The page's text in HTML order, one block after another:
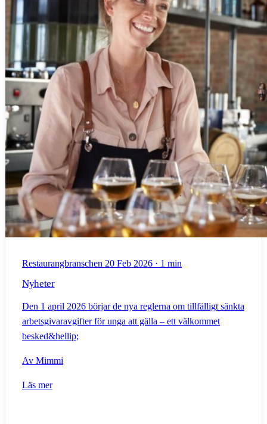
Restaurangbranschen 20 Feb 2026 · 1 min
Nyheter
Den 1 april 2026 börjar de nya reglerna om tillfälligt sänkta
arbetsgivaravgifter för unga att gälla – ett välkommet
besked&hellip;
Av Mimmi
Läs mer